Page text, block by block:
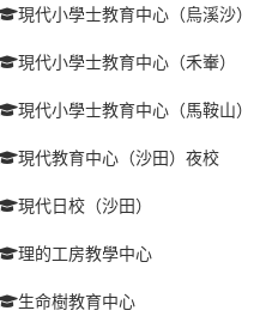
現代小學士教育中心（烏溪沙）
現代小學士教育中心（禾輋）
現代小學士教育中心（馬鞍山）
現代教育中心（沙田）夜校
現代日校（沙田）
理的工房教學中心
生命樹教育中心